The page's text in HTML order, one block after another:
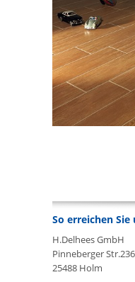
So erreichen Sie
H.Delhees GmbH
Pinneberger Str.236
25488 Holm